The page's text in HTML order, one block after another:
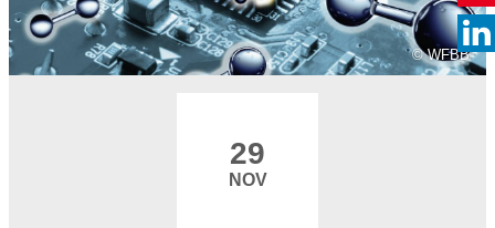
© WFBB
29
NOV